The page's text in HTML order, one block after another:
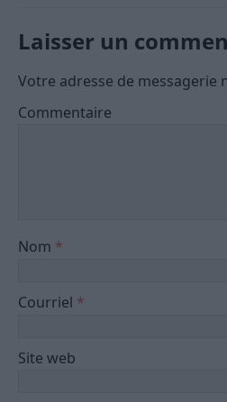
Laisser un
Votre adresse de messagerie
Commentaire
Nom *
Courriel *
Site web